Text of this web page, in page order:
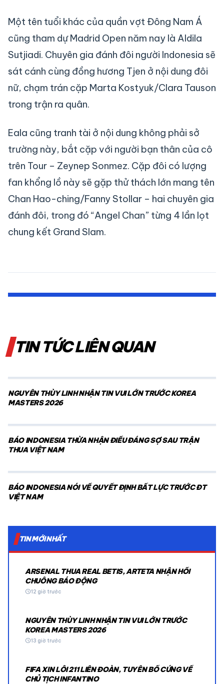
Một tên tuổi khác của quần vợt Đông Nam Á
cũng tham dự Madrid Open năm nay là Aldila
Sutjiadi. Chuyên gia đánh đôi người Indonesia sẽ
sát cánh cùng đồng hương Tjen ở nội dung đôi
nữ, chạm trán cặp Marta Kostyuk/Clara Tauson
trong trận ra quân.
Eala cũng tranh tài ở nội dung không phải sở
trường này, bắt cặp với người bạn thân của cô
trên Tour – Zeynep Sonmez. Cặp đôi có lượng
fan khổng lồ này sẽ gặp thử thách lớn mang tên
Chan Hao-ching/Fanny Stollar – hai chuyên gia
đánh đôi, trong đó “Angel Chan” từng 4 lần lọt
chung kết Grand Slam.
TIN TỨC LIÊN QUAN
NGUYỄN THÙY LINH NHẬN TIN VUI LỚN TRƯỚC KOREA
MASTERS 2026
BÁO INDONESIA THỪA NHẬN ĐIỀU ĐÁNG SỢ SAU TRẬN
THUA VIỆT NAM
BÁO INDONESIA NÓI VỀ QUYẾT ĐỊNH BẤT LỰC TRƯỚC ĐT
VIỆT NAM
TIN MỚI NHẤT
ARSENAL THUA REAL BETIS, ARTETA NHẬN HỒI
CHUÔNG BÁO ĐỘNG
schedule12 giờ trước
NGUYỄN THÙY LINH NHẬN TIN VUI LỚN TRƯỚC
KOREA MASTERS 2026
schedule13 giờ trước
FIFA XIN LỖI 211 LIÊN ĐOÀN, TUYÊN BỐ CỨNG VỀ
CHỦ TỊCH INFANTINO